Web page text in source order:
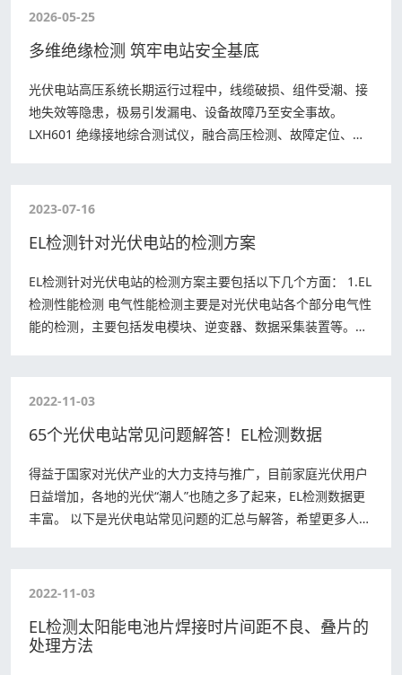
2026-05-25
多维绝缘检测 筑牢电站安全基底
光伏电站高压系统长期运行过程中，线缆破损、组件受潮、接
地失效等隐患，极易引发漏电、设备故障乃至安全事故。
LXH601 绝缘接地综合测试仪，融合高压检测、故障定位、参
2023-07-16
EL检测针对光伏电站的检测方案
EL检测针对光伏电站的检测方案主要包括以下几个方面： 1.EL
检测性能检测 电气性能检测主要是对光伏电站各个部分电气性
能的检测，主要包括发电模块、逆变器、数据采集装置等。其
2022-11-03
65个光伏电站常见问题解答！EL检测数据
得益于国家对光伏产业的大力支持与推广，目前家庭光伏用户
日益增加，各地的光伏“潮人”也随之多了起来，EL检测数据更
丰富。 以下是光伏电站常见问题的汇总与解答，希望更多人了
2022-11-03
EL检测太阳能电池片焊接时片间距不良、叠片的
处理方法